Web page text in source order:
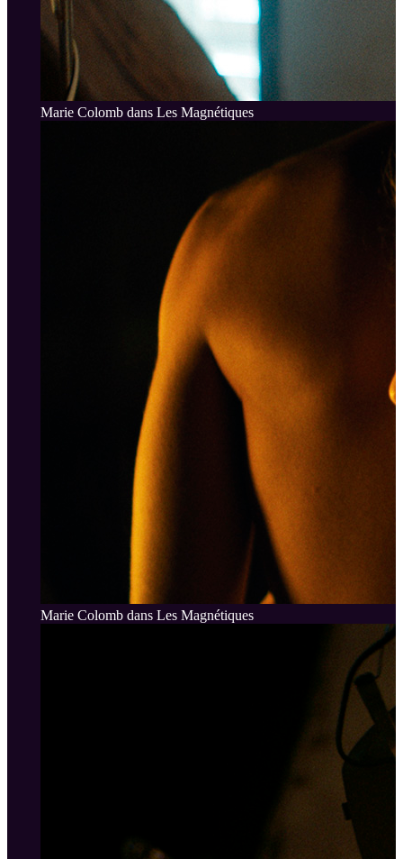
Marie Colomb dans Les Magnétiques
Marie Colomb dans Les Magnétiques